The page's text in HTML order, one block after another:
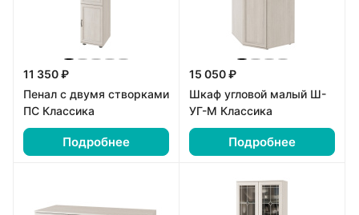
11 350 ₽
Пенал с двумя створками
ПС Классика
Подробнее
15 050 ₽
Шкаф угловой малый Ш-
УГ-М Классика
Подробнее